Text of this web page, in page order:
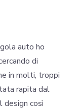
auto ho
di
in molti, troppi
rapita dal
design così